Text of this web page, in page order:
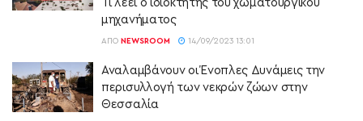
Τι λέει ο ιδιοκτήτης του χωματουργικού
μηχανήματος
ΑΠΌ NEWSROOM 14/09/2023 13:01
Αναλαμβάνουν οι Ένοπλες Δυνάμεις την
περισυλλογή των νεκρών ζώων στην
Θεσσαλία